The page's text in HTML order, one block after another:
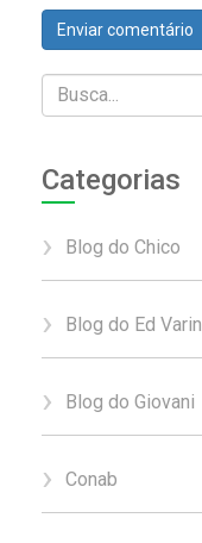
Categorias
Blog do Chico
Blog do Ed Varin
Blog do Giovani
Conab